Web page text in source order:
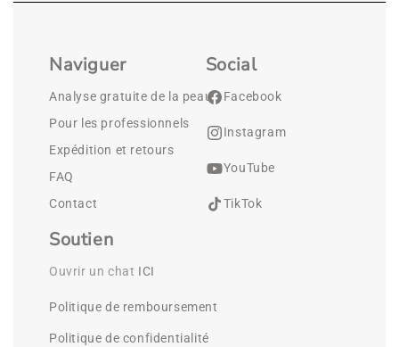
Naviguer
Analyse gratuite de la peau
Pour les professionnels
Expédition et retours
FAQ
Contact
Social
Facebook
Instagram
YouTube
TikTok
Soutien
Ouvrir un chat ICI
Politique de remboursement
Politique de confidentialité